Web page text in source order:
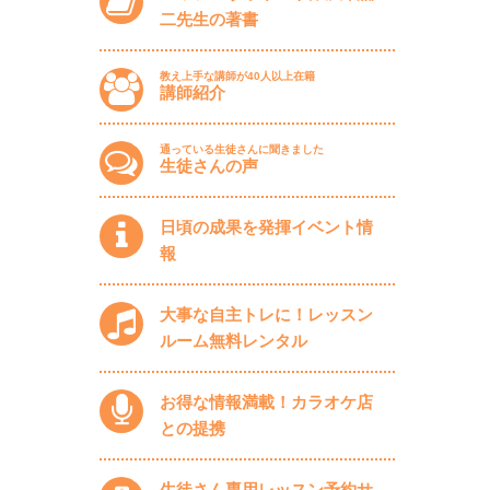
二先生の著書
教え上手な講師が40人以上在籍
講師紹介
通っている生徒さんに聞きました
生徒さんの声
日頃の成果を発揮イベント情
報
大事な自主トレに！レッスン
ルーム無料レンタル
お得な情報満載！カラオケ店
との提携